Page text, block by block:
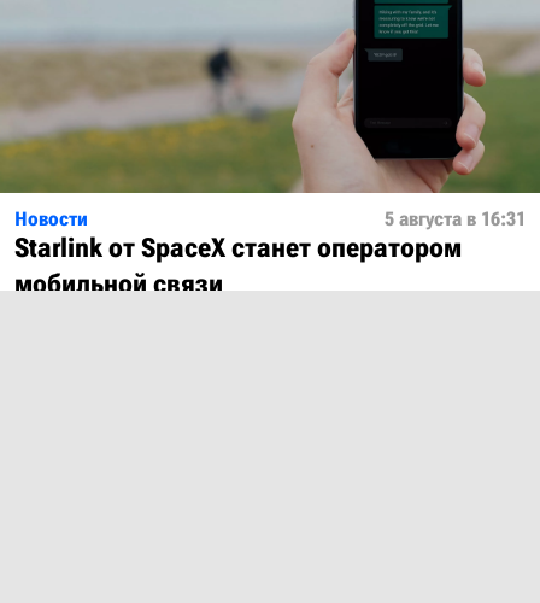
Новости 5 августа в 16:31
Starlink от SpaceX станет оператором
мобильной связи